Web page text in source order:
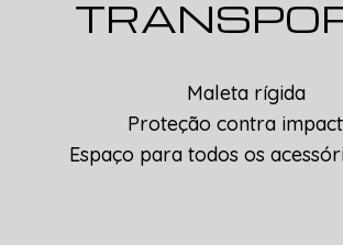
Maleta rígida
Proteção contra
Espaço para todos os